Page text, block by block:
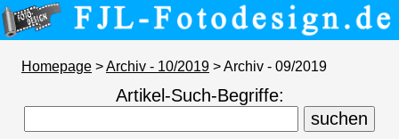
Homepage >Archiv - 10/2019 > Archiv - 09/2019
Artikel-Such-Begriffe: